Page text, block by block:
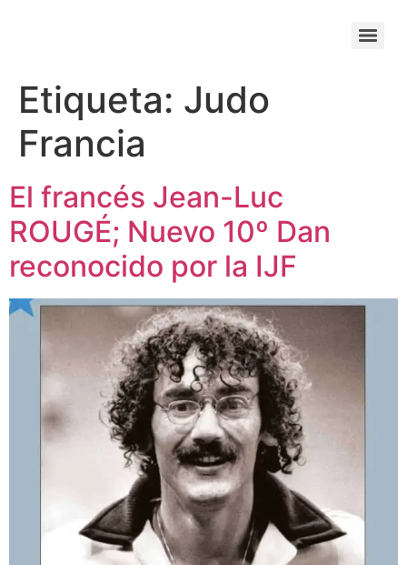
Etiqueta: Judo
Francia
El francés Jean-Luc
ROUGÉ; Nuevo 10º Dan
reconocido por la IJF